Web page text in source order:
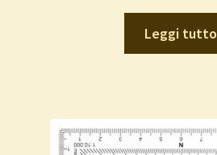
Leggi tutto